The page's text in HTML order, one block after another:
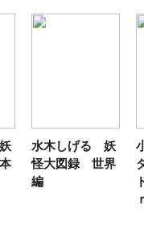
水木しげる 妖
怪大図録 世界
編